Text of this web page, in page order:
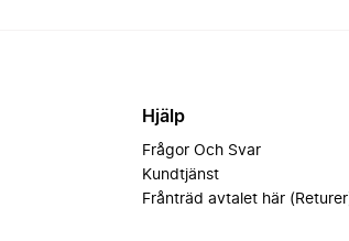
Hjälp
Frågor Och Svar
Kundtjänst
Frånträd avtalet här